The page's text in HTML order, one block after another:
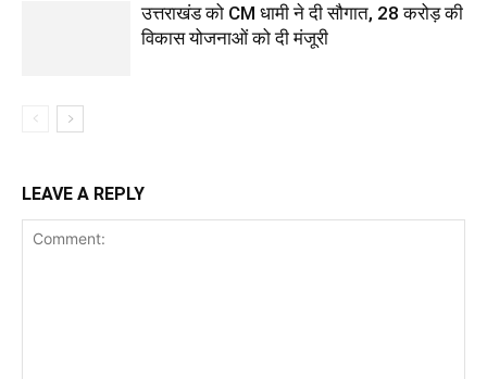
उत्तराखंड को CM धामी ने दी सौगात, 28 करोड़ की
विकास योजनाओं को दी मंजूरी
LEAVE A REPLY